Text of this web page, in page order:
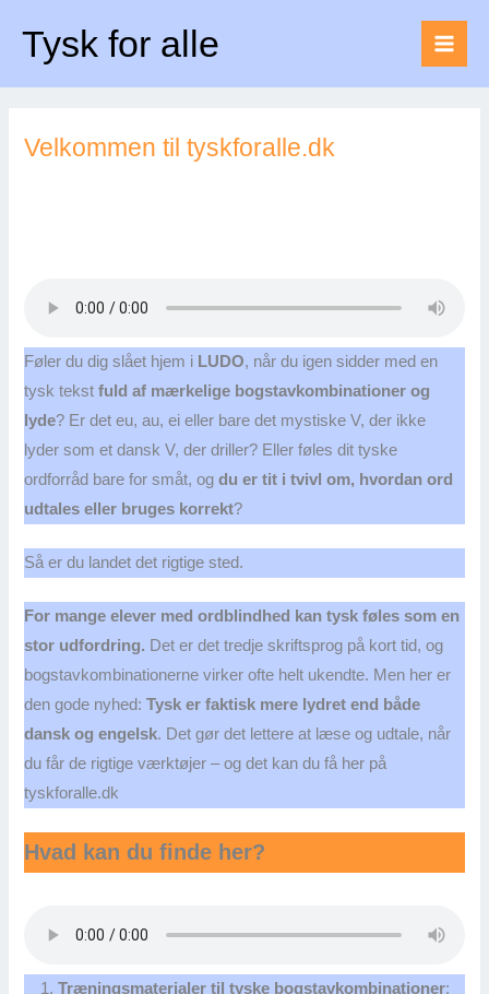
Tysk for alle
Velkommen til tyskforalle.dk
Føler du dig slået hjem i LUDO, når du igen sidder med en
tysk tekstfuld af mærkelige bogstavkombinationer og
lyde? Er det eu, au, ei eller bare det mystiske V, der ikke
lyder som et dansk V, der driller? Eller føles dit tyske
ordforråd bare for småt, ogdu er tit i tvivl om, hvordan ord
udtales eller bruges korrekt?
Så er du landet det rigtige sted.
For mange elever med ordblindhed kan tysk føles som en
stor udfordring. Det er det tredje skriftsprog på kort tid, og
bogstavkombinationerne virker ofte helt ukendte. Men her er
den gode nyhed:Tysk er faktisk mere lydret end både
dansk og engelsk. Det gør det lettere at læse og udtale, når
du får de rigtige værktøjer – og det kan du få her på
tyskforalle.dk
Hvad kan du finde her?
1. Træningsmaterialer til tyske bogstavkombinationer: